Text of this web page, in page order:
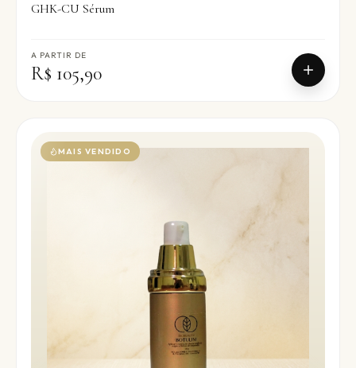
GHK-CU Sérum
A PARTIR DE
R$ 105,90
MAIS VENDIDO